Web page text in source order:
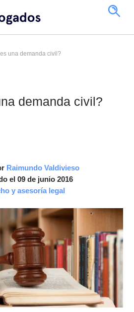
una demanda civil?
demanda civil?
Raimundo Valdivieso
el 09 de junio 2016
y asesoría legal